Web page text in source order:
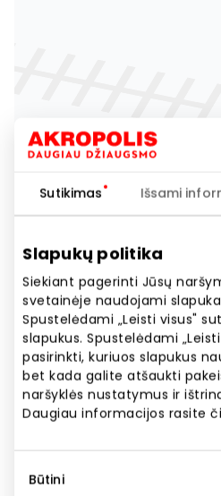
Sutikimas Išsami
Slapukų politika
Siekiant pagerinti Jūsų
svetainėje naudojami
Spustelėdami „Leisti visus"
slapukus. Spustelėdami
pasirinkti, kuriuos slapukus
bet kada galite atšaukti
naršyklės nustatymus ir
Daugiau informacijos rasite
pasirinkimas
Būtini